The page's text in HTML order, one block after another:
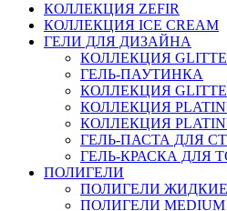
КОЛЛЕКЦИЯ ZEFIR
КОЛЛЕКЦИЯ ICE CREAM
ГЕЛИ ДЛЯ ДИЗАЙНА
КОЛЛЕКЦИЯ
ГЕЛЬ-ПАУТИНКА
КОЛЛЕКЦИЯ
КОЛЛЕКЦИЯ
КОЛЛЕКЦИЯ
ГЕЛЬ-ПАСТА ДЛЯ
ГЕЛЬ-КРАСКА ДЛЯ
ПОЛИГЕЛИ
ПОЛИГЕЛИ ЖИДКИЕ
ПОЛИГЕЛИ MEDIUM